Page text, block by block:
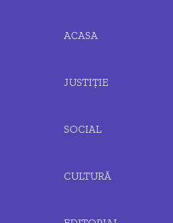
ACASA
JUSTIȚIE
SOCIAL
CULTURĂ